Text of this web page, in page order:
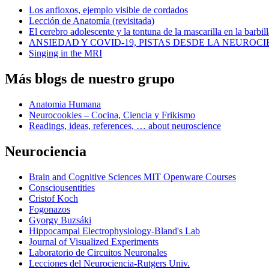
Los anfioxos, ejemplo visible de cordados
Lección de Anatomía (revisitada)
El cerebro adolescente y la tontuna de la mascarilla en la
ANSIEDAD Y COVID-19, PISTAS DESDE LA
Singing in the MRI
Más blogs de nuestro grupo
Anatomia Humana
Neurocookies – Cocina, Ciencia y Frikismo
Readings, ideas, references, … about neuroscience
Neurociencia
Brain and Cognitive Sciences MIT Openware Courses
Consciousentities
Cristof Koch
Fogonazos
Gyorgy Buzsáki
Hippocampal Electrophysiology-Bland's Lab
Journal of Visualized Experiments
Laboratorio de Circuitos Neuronales
Lecciones del Neurociencia-Rutgers Univ.